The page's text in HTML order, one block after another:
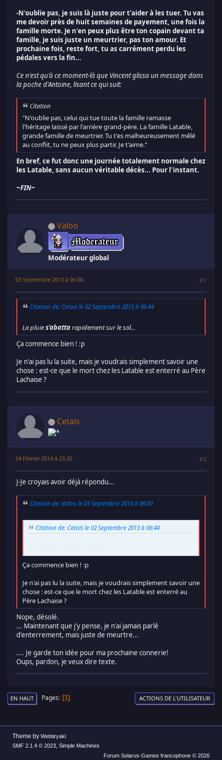
-N'oublie pas, je suis là juste pour t'aider à les tuer. Tu vas
me devoir près de huit semaines de payement, une fois la
famille morte. Je n'en peux plus être ton copain devant ta
famille, je suis juste un meurtrier, pas ton amour. Et
prochaine fois, reste fort, tu as carrément perdu les
pédales vers la fin...
Ce n'est qu'à ce moment-là que Vincent glissa un message dans
la poche d'Antoine, lisant ce qui suit:
Citation
"N'oublie pas, celui qui tue toute la famille ramasse
l'héritage laissé par l'arrière grand-père. La famille Latable,
grande famille de meurtrier. Tu t'es malheureusement mêlé
au conflit, tu ne peux plus partir. Je t'aime."
En bref, ce fut donc une journée totalement normale chez
les Latable, sans aucun véritable décès... Pour l'instant.
~FIN~
Valoo
Modérateur global
03 Septembre 2013 à 06:00 #1
Citation de: Cetais le 02 Septembre 2013 à 06:44
La pluies'abattarapidement sur le sol...
Ça commence bien ! :p
Je n'ai pas lu la suite, mais je voudrais simplement savoir une
chose : est-ce que le mort chez les Latable est enterré au Père
Lachaise ?
Cetais
24 Février 2014 à 23:20 #2
J-Je croyais avoir déjà répondu...
Citation de: Valoo le 03 Septembre 2013 à 06:00
Citation de: Cetais le 02 Septembre 2013 à 06:44
Ça commence bien ! :p
Je n'ai pas lu la suite, mais je voudrais simplement savoir une
chose : est-ce que le mort chez les Latable est enterré au
Père Lachaise ?
Nope, désolé.
... Maintenant que j'y pense, je n'ai jamais parlé
d'enterrement, mais juste de meurtre...
.... Je garde ton idée pour ma prochaine connerie!
Oups, pardon, je veux dire texte.
EN HAUT Pages 1 ACTIONS DE L'UTILISATEUR
Theme by Webtiryaki
SMF 2.1.4 © 2023, Simple Machines
Forum Solarus-Games francophone © 2026